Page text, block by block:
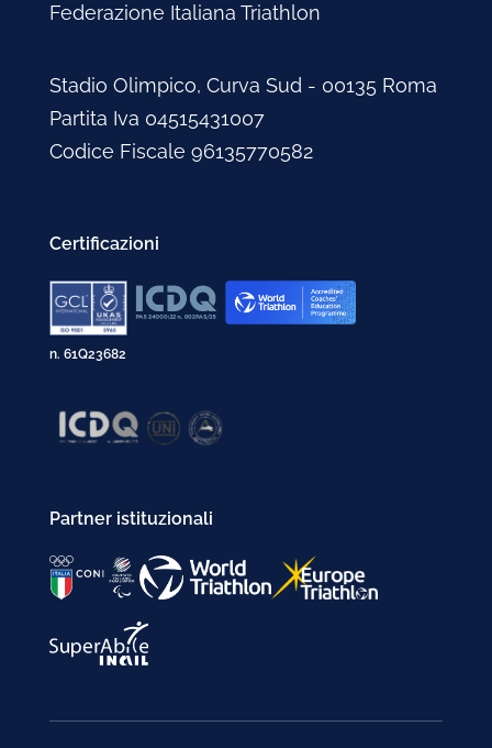
Federazione Italiana Triathlon
Stadio Olimpico, Curva Sud - 00135 Roma
Partita Iva 04515431007
Codice Fiscale 96135770582
Certificazioni
n. 61Q23682
Partner istituzionali